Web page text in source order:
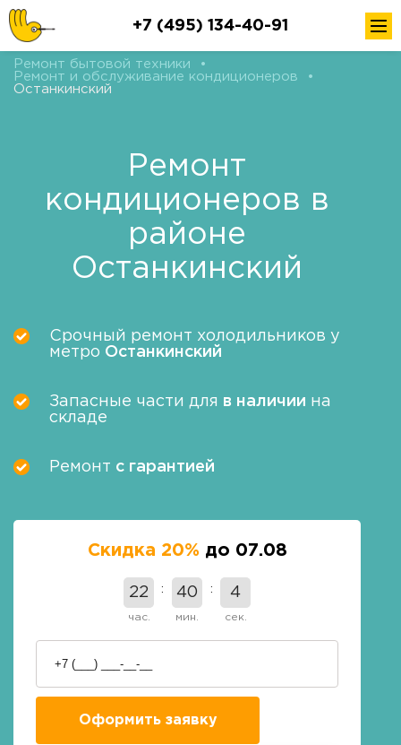
+7 (495) 134-40-91
Ремонт бытовой техники
•
Ремонт и обслуживание кондиционеров
•
Останкинский
Ремонт
кондиционеров в
районе
Останкинский
Срочный ремонт холодильников у
метро Останкинский
Запасные части для в наличии на
складе
Ремонт с гарантией
Скидка 20% до 07.08
22
час.
40
мин.
3
сек.